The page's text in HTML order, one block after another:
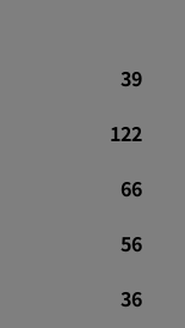
39
122
66
56
36